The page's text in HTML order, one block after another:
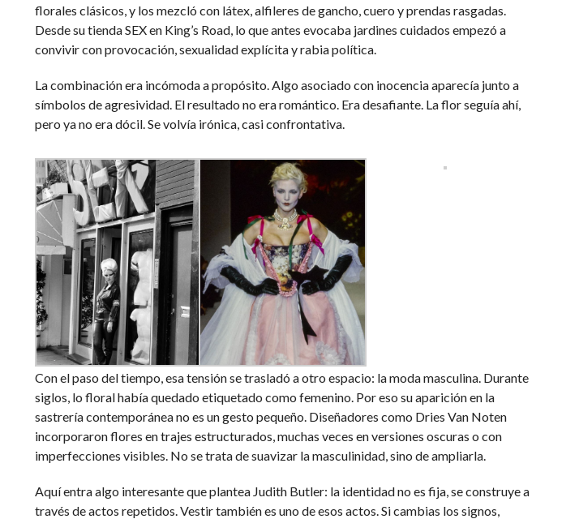
florales clásicos, y los mezcló con látex, alfileres de gancho, cuero y prendas rasgadas.
Desde su tienda SEX en King’s Road, lo que antes evocaba jardines cuidados empezó a
convivir con provocación, sexualidad explícita y rabia política.
La combinación era incómoda a propósito. Algo asociado con inocencia aparecía junto a
símbolos de agresividad. El resultado no era romántico. Era desafiante. La flor seguía ahí,
pero ya no era dócil. Se volvía irónica, casi confrontativa.
Con el paso del tiempo, esa tensión se trasladó a otro espacio: la moda masculina. Durante
siglos, lo floral había quedado etiquetado como femenino. Por eso su aparición en la
sastrería contemporánea no es un gesto pequeño. Diseñadores como Dries Van Noten
incorporaron flores en trajes estructurados, muchas veces en versiones oscuras o con
imperfecciones visibles. No se trata de suavizar la masculinidad, sino de ampliarla.
Aquí entra algo interesante que plantea Judith Butler: la identidad no es fija, se construye a
través de actos repetidos. Vestir también es uno de esos actos. Si cambias los signos,